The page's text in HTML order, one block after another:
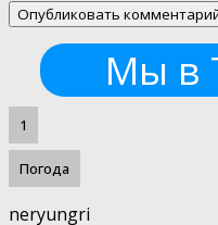
Мы в
1
Погода
neryungri